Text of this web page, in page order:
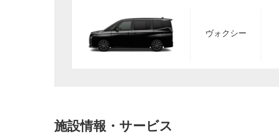
ヴォクシー
施設情報・サービス